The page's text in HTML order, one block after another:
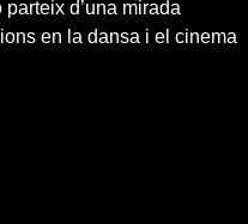
d’una mirada
en la dansa i el cinema